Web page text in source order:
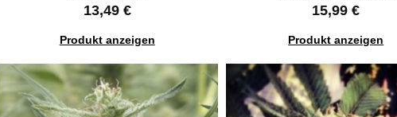
13,49 €
Produkt anzeigen
15,99 €
Produkt anzeigen